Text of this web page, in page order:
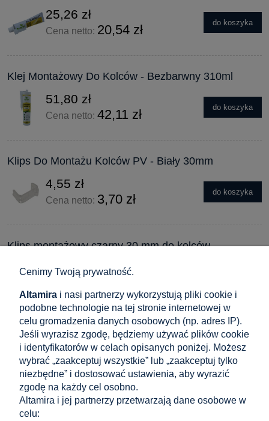
25,26 zł
Cena netto: 20,54 zł do koszyka
Klej Montażowy Do Kolców - Bezbarwny 310ml
51,80 zł
Cena netto: 42,11 zł do koszyka
Klips Do Montażu Kolców PV - Biały 30mm
4,55 zł
Cena netto: 3,70 zł do koszyka
Klips montażowy czarny 30 mm do kolców
Cena netto:3,83 zł do koszyka
Klips Do Montażu Kolców PV - Biały 35mm
4,71 zł
Cena netto:3,83 zł do koszyka
Cenimy Twoją prywatność.
Altamira i nasi partnerzy wykorzystują pliki cookie i
podobne technologie na tej stronie internetowej w
celu gromadzenia danych osobowych (np. adres IP).
Jeśli wyrazisz zgodę, będziemy używać plików cookie
i identyfikatorów w celach opisanych poniżej. Możesz
wybrać „zaakceptuj wszystkie” lub „zaakceptuj tylko
niezbędne” i dostosować ustawienia, aby wyrazić
zgodę na każdy cel osobno.
Altamira i jej partnerzy przetwarzają dane osobowe w
celu: